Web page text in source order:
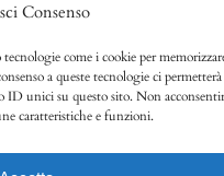
Consenso
come i cookie per
a queste tecnologie ci
ID unici su questo sito. Non
caratteristiche e funzioni.